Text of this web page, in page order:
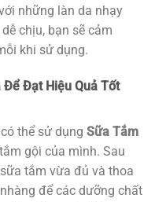
những làn da nhạy
chịu, bạn sẽ cảm
khi sử dụng.
Để Đạt Hiệu Quả Tốt
thể sử dụng Sữa Tắm
gội của mình. Sau
tắm vừa đủ và thoa
để các dưỡng chất